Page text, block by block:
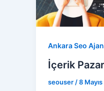
Ankara Seo
İçerik
seouser /8